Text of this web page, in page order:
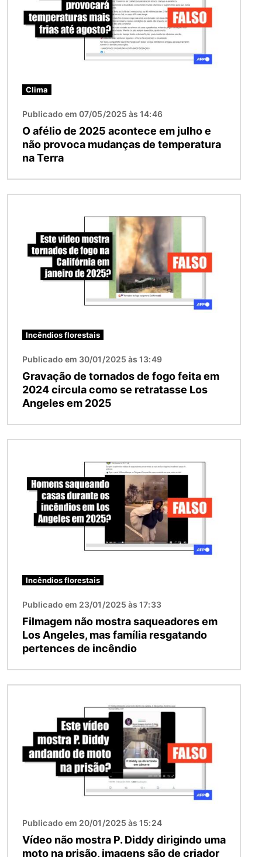
Clima
Publicado em 07/05/2025 às 14:46
O afélio de 2025 acontece em julho e
não provoca mudanças de temperatura
na Terra
Incêndios florestais
Publicado em 30/01/2025 às 13:49
Gravação de tornados de fogo feita em
2024 circula como se retratasse Los
Angeles em 2025
Incêndios florestais
Publicado em 23/01/2025 às 17:33
Filmagem não mostra saqueadores em
Los Angeles, mas família resgatando
pertences de incêndio
Publicado em 20/01/2025 às 15:24
Vídeo não mostra P. Diddy dirigindo uma
moto na prisão, imagens são de criador